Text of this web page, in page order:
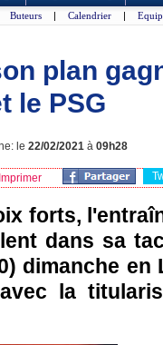
Buteurs | Calendrier |
plan
le PSG
le 22/02/2021 à 09h28
Imprimer
forts,
dans sa
dimanche en
la